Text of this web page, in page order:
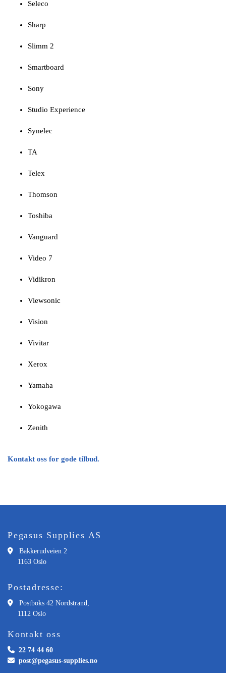
Seleco
Sharp
Slimm 2
Smartboard
Sony
Studio Experience
Synelec
TA
Telex
Thomson
Toshiba
Vanguard
Video 7
Vidikron
Viewsonic
Vision
Vivitar
Xerox
Yamaha
Yokogawa
Zenith
Kontakt oss for gode tilbud.
Pegasus Supplies AS
 Bakkerudveien 2
1163 Oslo
Postadresse:
 Postboks 42 Nordstrand,
1112 Oslo
Kontakt oss
 22 74 44 60
 post@pegasus-supplies.no